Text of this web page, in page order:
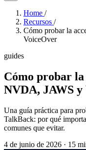
Home /
Recursos /
Cómo probar la
VoiceOver
guides
Cómo probar
NVDA, JAWS y
Una guía práctica para
TalkBack: por qué
comunes que evitar.
4 de junio de 2026 · 15